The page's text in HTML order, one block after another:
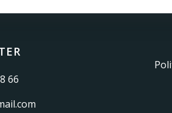
La Roque-Gageac. Created for free
66